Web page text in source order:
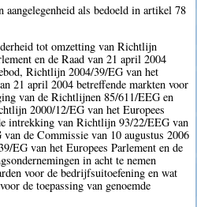
aangelegenheid als bedoeld in artikel 78
tot omzetting van Richtlijn
en de Raad van 21 april 2004
Richtlijn 2004/39/EG van het
21 april 2004 betreffende markten voor
van de Richtlijnen 85/611/EEG en
2000/12/EG van het Europees
intrekking van Richtlijn 93/22/EEG van
de Commissie van 10 augustus 2006
EG van het Europees Parlement en de
in acht te nemen
voor de bedrijfsuitoefening en wat
de toepassing van genoemde